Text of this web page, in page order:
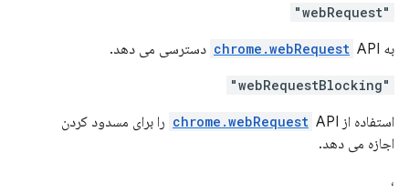
"webRequest"
به chrome.webRequest API دسترسی می دهد.
"webRequestBlocking"
استفاده از chrome.webRequest API را برای مسدود کردن
اجازه می دهد.
،